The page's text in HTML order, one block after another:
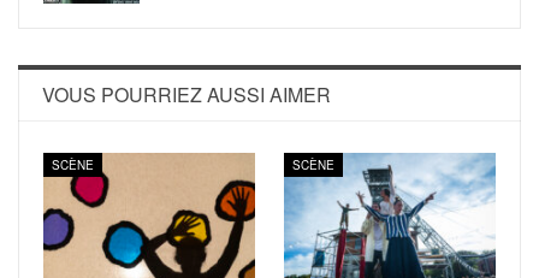
VOUS POURRIEZ AUSSI AIMER
SCÈNE SCÈNE